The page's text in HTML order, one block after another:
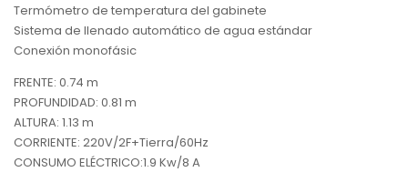
Termómetro de temperatura del gabinete
Sistema de llenado automático de agua estándar
Conexión monofásic
FRENTE: 0.74 m
PROFUNDIDAD: 0.81 m
ALTURA: 1.13 m
CORRIENTE: 220V/2F+Tierra/60Hz
CONSUMO ELÉCTRICO:1.9 Kw/8 A